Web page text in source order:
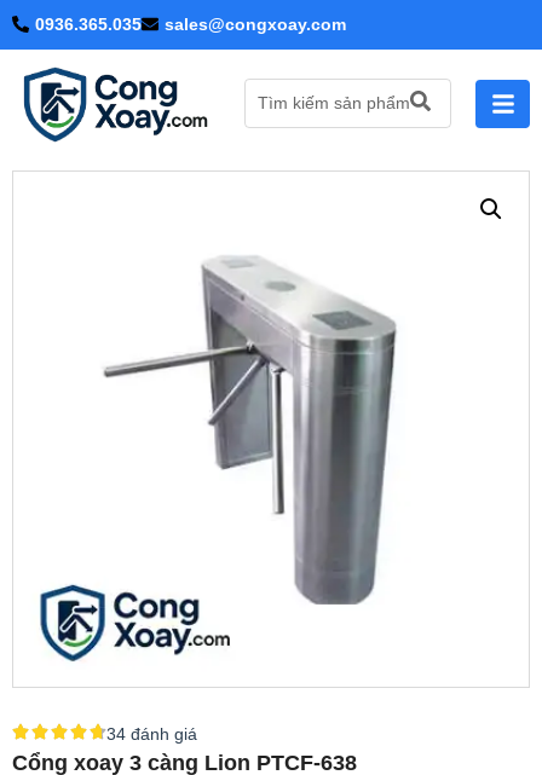
0936.365.035 sales@congxoay.com
Tìm kiếm sản phẩm
34 đánh giá
Cổng xoay 3 càng Lion PTCF-638